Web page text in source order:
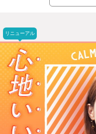
リニューアル